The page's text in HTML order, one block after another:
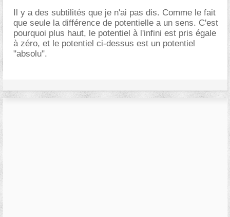
Il y a des subtilités que je n'ai pas dis. Comme le fait
que seule la différence de potentielle a un sens. C'est
pourquoi plus haut, le potentiel à l'infini est pris égale
à zéro, et le potentiel ci-dessus est un potentiel
"absolu".